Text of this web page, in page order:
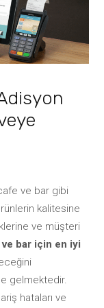
ve bar gibi
kalitesine
ve müşteri
bar için en iyi
gelmektedir.
hataları ve